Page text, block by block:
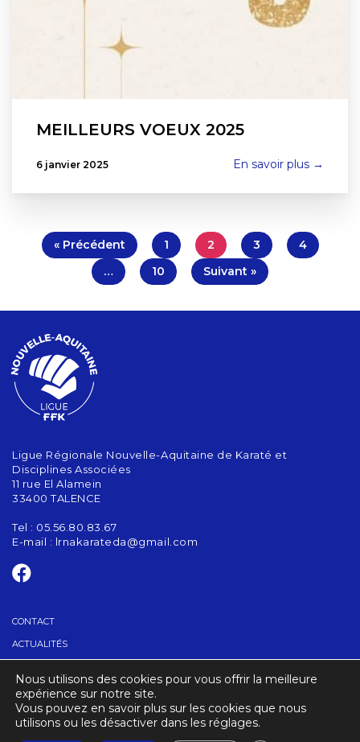
MEILLEURS VOEUX 2025
6 janvier 2025 En savoir plus →
« Précédent 1 2 3
4
…
10 Suivant »
Ligue Régionale Nouvelle-Aquitaine de Karaté et
Disciplines Associées
11 rue El Alamein
33400 TALENCE
Tel : 05.56.80.83.67
E-mail : lrnakarateda@gmail.com
CONTACT
ACTUALITÉS
TROUVER UN CLUB
Nous utilisons des cookies pour vous offrir la meilleure
expérience sur notre site.
Vous pouvez en savoir plus sur les cookies que nous
utilisons ou les désactiver dans les réglages.